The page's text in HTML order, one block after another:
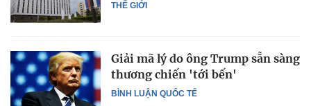
THẾ GIỚI
BÌNH LUẬN QUỐC TẾ
Giải mã lý do ông Trump sẵn sàng
thương chiến 'tới bến'